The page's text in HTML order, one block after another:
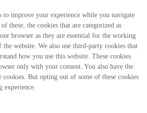
to improve your experience while you navigate
these, the cookies that are categorized as
browser as they are essential for the working
website. We also use third-party cookies that
how you use this website. These cookies
only with your consent. You also have the
But opting out of some of these cookies
experience.